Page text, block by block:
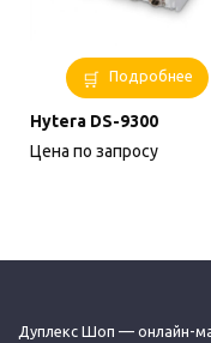
Подробнее
Hytera DS-9300
Цена по запросу
Дуплекс Шоп — онлайн-